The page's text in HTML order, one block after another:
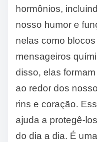
hormônios,
nosso humor e
nelas como
mensageiros
disso, elas
ao redor dos
rins e coração.
ajuda a protegê-
do dia a dia. É